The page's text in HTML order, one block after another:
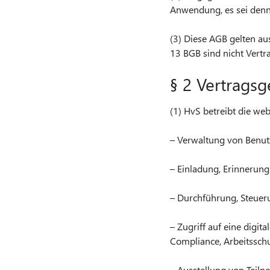
Anwendung, es sei
(3) Diese AGB gelten
13 BGB sind nicht
§ 2
(1) HvS betreibt die
– Verwaltung von
– Einladung,
– Durchführung,
– Zugriff auf eine
Compliance,